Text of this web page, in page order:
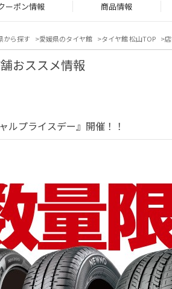
ーポン情報 商品情報
から探す 愛媛県のタイヤ館 タイヤ館 松山TOP
おススメ情報
ルプライスデー』開催！！